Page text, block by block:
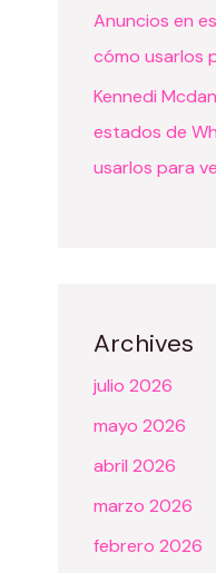
Anuncios en
cómo usarlos
Kennedi
estados de
usarlos para
Archives
julio 2026
mayo 2026
abril 2026
marzo 2026
febrero 2026